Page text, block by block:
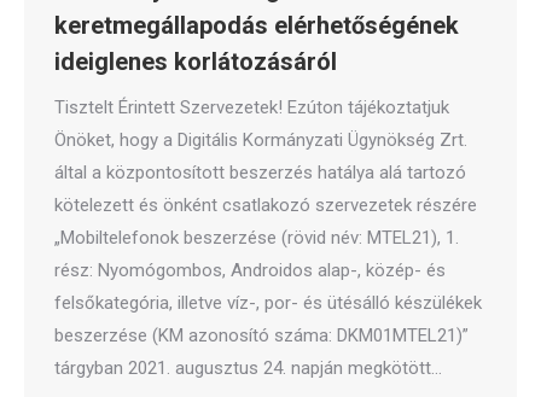
keretmegállapodás elérhetőségének
ideiglenes korlátozásáról
Tisztelt Érintett Szervezetek! Ezúton tájékoztatjuk
Önöket, hogy a Digitális Kormányzati Ügynökség Zrt.
által a központosított beszerzés hatálya alá tartozó
kötelezett és önként csatlakozó szervezetek részére
„Mobiltelefonok beszerzése (rövid név: MTEL21), 1.
rész: Nyomógombos, Androidos alap-, közép- és
felsőkategória, illetve víz-, por- és ütésálló készülékek
beszerzése (KM azonosító száma: DKM01MTEL21)”
tárgyban 2021. augusztus 24. napján megkötött…